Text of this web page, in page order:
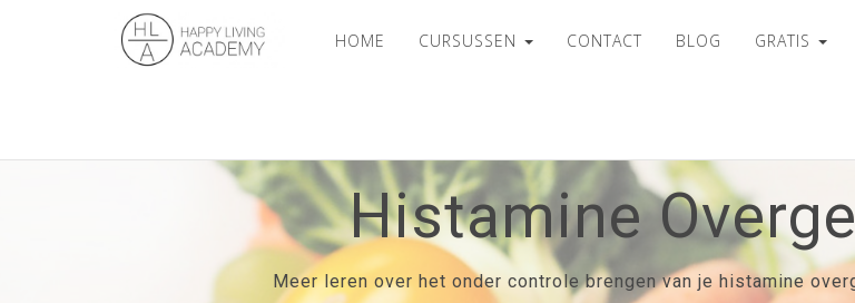
HOME CURSUSSEN CONTACT BLOG GRATIS
Histamine
Meer leren over het onder controle brengen van je histamine